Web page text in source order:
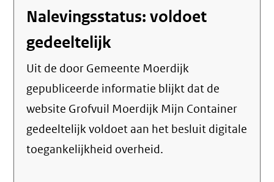
Nalevingsstatus: voldoet
gedeeltelijk
Uit de door Gemeente Moerdijk
gepubliceerde informatie blijkt dat de
website Grofvuil Moerdijk Mijn Container
gedeeltelijk voldoet aan het besluit digitale
toegankelijkheid overheid.